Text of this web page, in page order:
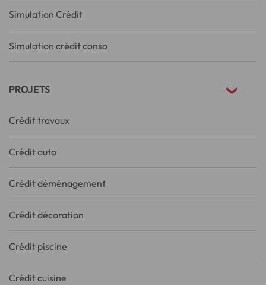
Simulation Crédit
Simulation crédit conso
PROJETS
Crédit travaux
Crédit auto
Crédit déménagement
Crédit décoration
Crédit piscine
Crédit cuisine